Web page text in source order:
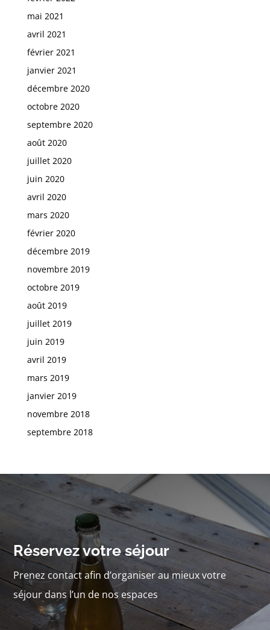
mai 2021
avril 2021
février 2021
janvier 2021
décembre 2020
octobre 2020
septembre 2020
août 2020
juillet 2020
juin 2020
avril 2020
mars 2020
février 2020
décembre 2019
novembre 2019
octobre 2019
août 2019
juillet 2019
juin 2019
avril 2019
mars 2019
janvier 2019
novembre 2018
septembre 2018
Réservez votre séjour
Prenez contact afin d’organiser au mieux votre
séjour dans l’un de nos espaces